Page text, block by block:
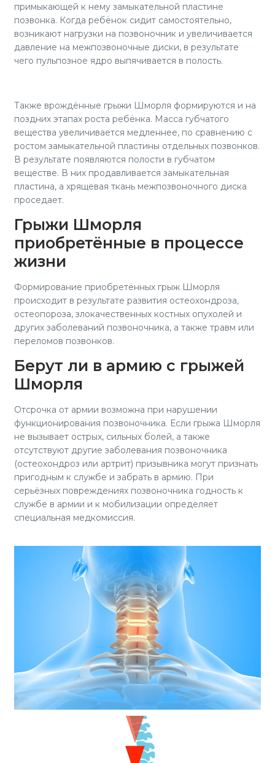
примыкающей к нему замыкательной пластине
позвонка. Когда ребёнок сидит самостоятельно,
возникают нагрузки на позвоночник и увеличивается
давление на межпозвоночные диски, в результате
чего пульпозное ядро выпячивается в полость.
Также врождённые грыжи Шморля формируются и на
поздних этапах роста ребёнка. Масса губчатого
вещества увеличивается медленнее, по сравнению с
ростом замыкательной пластины отдельных позвонков.
В результате появляются полости в губчатом
веществе. В них продавливается замыкательная
пластина, а хрящевая ткань межпозвоночного диска
проседает.
Грыжи Шморля
приобретённые в процессе
жизни
Формирование приобретённых грыж Шморля
происходит в результате развития остеохондроза,
остеопороза, злокачественных костных опухолей и
других заболеваний позвоночника, а также травм или
переломов позвонков.
Берут ли в армию с грыжей
Шморля
Отсрочка от армии возможна при нарушении
функционирования позвоночника. Если грыжа Шморля
не вызывает острых, сильных болей, а также
отсутствуют другие заболевания позвоночника
(остеохондроз или артрит) призывника могут признать
пригодным к службе и забрать в армию. При
серьёзных повреждениях позвоночника годность к
службе в армии и к мобилизации определяет
специальная медкомиссия.